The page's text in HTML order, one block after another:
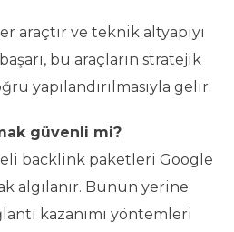
araçtır ve teknik altyapıyı
bu araçların stratejik
yapılandırılmasıyla gelir.
güvenli mi?
backlink paketleri Google
algılanır. Bunun yerine
kazanımı yöntemleri